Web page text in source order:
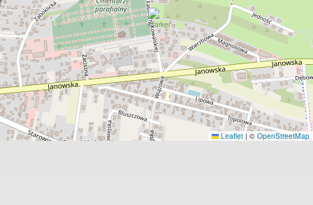
Leaflet | © OpenStreetMap